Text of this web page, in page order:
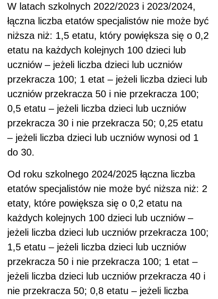
W latach szkolnych 2022/2023 i 2023/2024,
łączna liczba etatów specjalistów nie może być
niższa niż: 1,5 etatu, który powiększa się o 0,2
etatu na każdych kolejnych 100 dzieci lub
uczniów – jeżeli liczba dzieci lub uczniów
przekracza 100; 1 etat – jeżeli liczba dzieci lub
uczniów przekracza 50 i nie przekracza 100;
0,5 etatu – jeżeli liczba dzieci lub uczniów
przekracza 30 i nie przekracza 50; 0,25 etatu
– jeżeli liczba dzieci lub uczniów wynosi od 1
do 30.
Od roku szkolnego 2024/2025 łączna liczba
etatów specjalistów nie może być niższa niż: 2
etaty, które powiększa się o 0,2 etatu na
każdych kolejnych 100 dzieci lub uczniów –
jeżeli liczba dzieci lub uczniów przekracza 100;
1,5 etatu – jeżeli liczba dzieci lub uczniów
przekracza 50 i nie przekracza 100; 1 etat –
jeżeli liczba dzieci lub uczniów przekracza 40 i
nie przekracza 50; 0,8 etatu – jeżeli liczba